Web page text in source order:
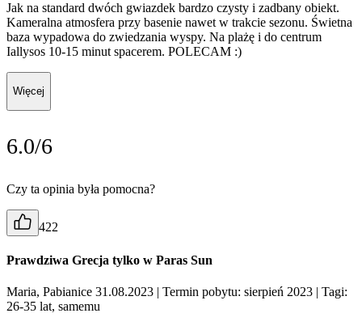
Jak na standard dwóch gwiazdek bardzo czysty i zadbany obiekt.
Kameralna atmosfera przy basenie nawet w trakcie sezonu. Świetna
baza wypadowa do zwiedzania wyspy. Na plażę i do centrum
Iallysos 10-15 minut spacerem. POLECAM :)
Więcej
6.0/6
Czy ta opinia była pomocna?
422
Prawdziwa Grecja tylko w Paras Sun
Maria, Pabianice 31.08.2023 | Termin pobytu: sierpień 2023 | Tagi:
26-35 lat, samemu